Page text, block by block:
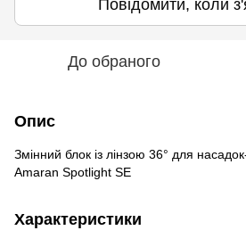
Повідомити, коли
До обраного
Опис
Змінний блок із лінзою 36° для
Amaran Spotlight SE
Характеристики